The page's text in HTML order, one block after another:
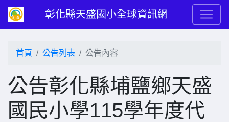
彰化縣天盛國小全球資訊網
首頁 公告列表 公告內容
公告彰化縣埔鹽鄉天盛
國民小學115學年度代